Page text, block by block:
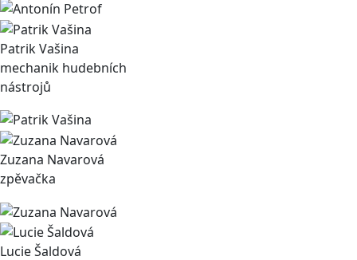
Patrik Vašina
mechanik hudebních
nástrojů
Zuzana Navarová
zpěvačka
Lucie Šaldová